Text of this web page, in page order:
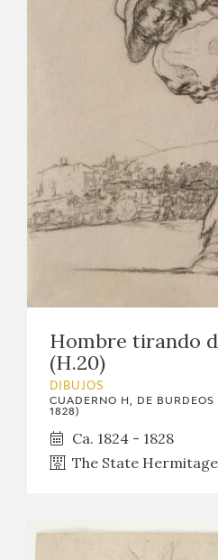
Hombre tirando
(H.20)
DIBUJOS
CUADERNO H, DE
1828)
Ca. 1824 - 1828
The State